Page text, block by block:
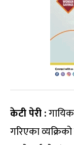
केटी पेरी :
गरिएका